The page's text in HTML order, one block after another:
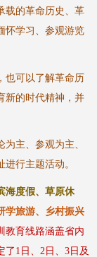
载的革命历史、革
怀学习、参观游览
也可以了解革命历
新的时代精神，并
主、参观为主、
行主题活动。
海度假、草原休
学旅游、乡村振兴
教育线路涵盖省内
了 1日、2日、3日及